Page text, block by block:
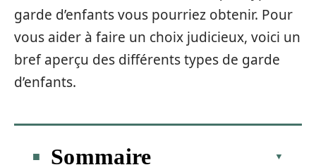
garde d’enfants vous pourriez obtenir. Pour
vous aider à faire un choix judicieux, voici un
bref aperçu des différents types de garde
d’enfants.
Sommaire